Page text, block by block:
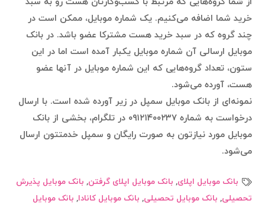
خرید شما اضافه می‌کنیم. یک شماره موبایل، ممکن است در
چند گروه که در سبد خرید هست مشترکا عضو باشد. در بانک
موبایل ارسالی آن شماره موبایل یکبار آمده است اما در این
ستون،‌ تعداد گروه‌هایی که این شماره موبایل در آنها عضو
هست، آورده می‌شود.
نمونه‌ای از بانک موبایل سمپل در زیر آورده شده است. با ارسال
درخواست به شماره ۰۹۱۲۱۴۰۰۲۳۷ در تلگرام، بخشی از بانک
موبایل مورد نیازتون به صورت رایگان و سمپل خدمتتون ارسال
می‌شود.
بانک موبایل اپلای, بانک موبایل اپلای گرفتن, بانک موبایل پذیرش
تحصیلی, بانک موبایل تحصیلی, بانک موبایل کانادا, بانک موبایل